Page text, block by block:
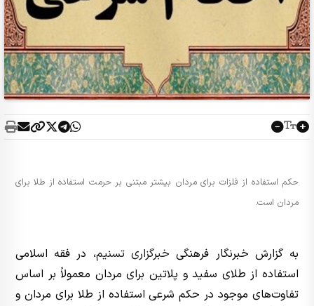
حکم استفاده از فلزات برای مردان بیشتر مبتنی بر حرمت استفاده از طلا برای
مردان است.
به گزارش خبرنگار فرهنگی خبرگزاری تسنیم، در فقه اسلامی
استفاده از طلای سفید و پلاتین برای مردان معمولاً بر اساس
تفاوت‌های موجود در حکم شرعی استفاده از طلا برای مردان و